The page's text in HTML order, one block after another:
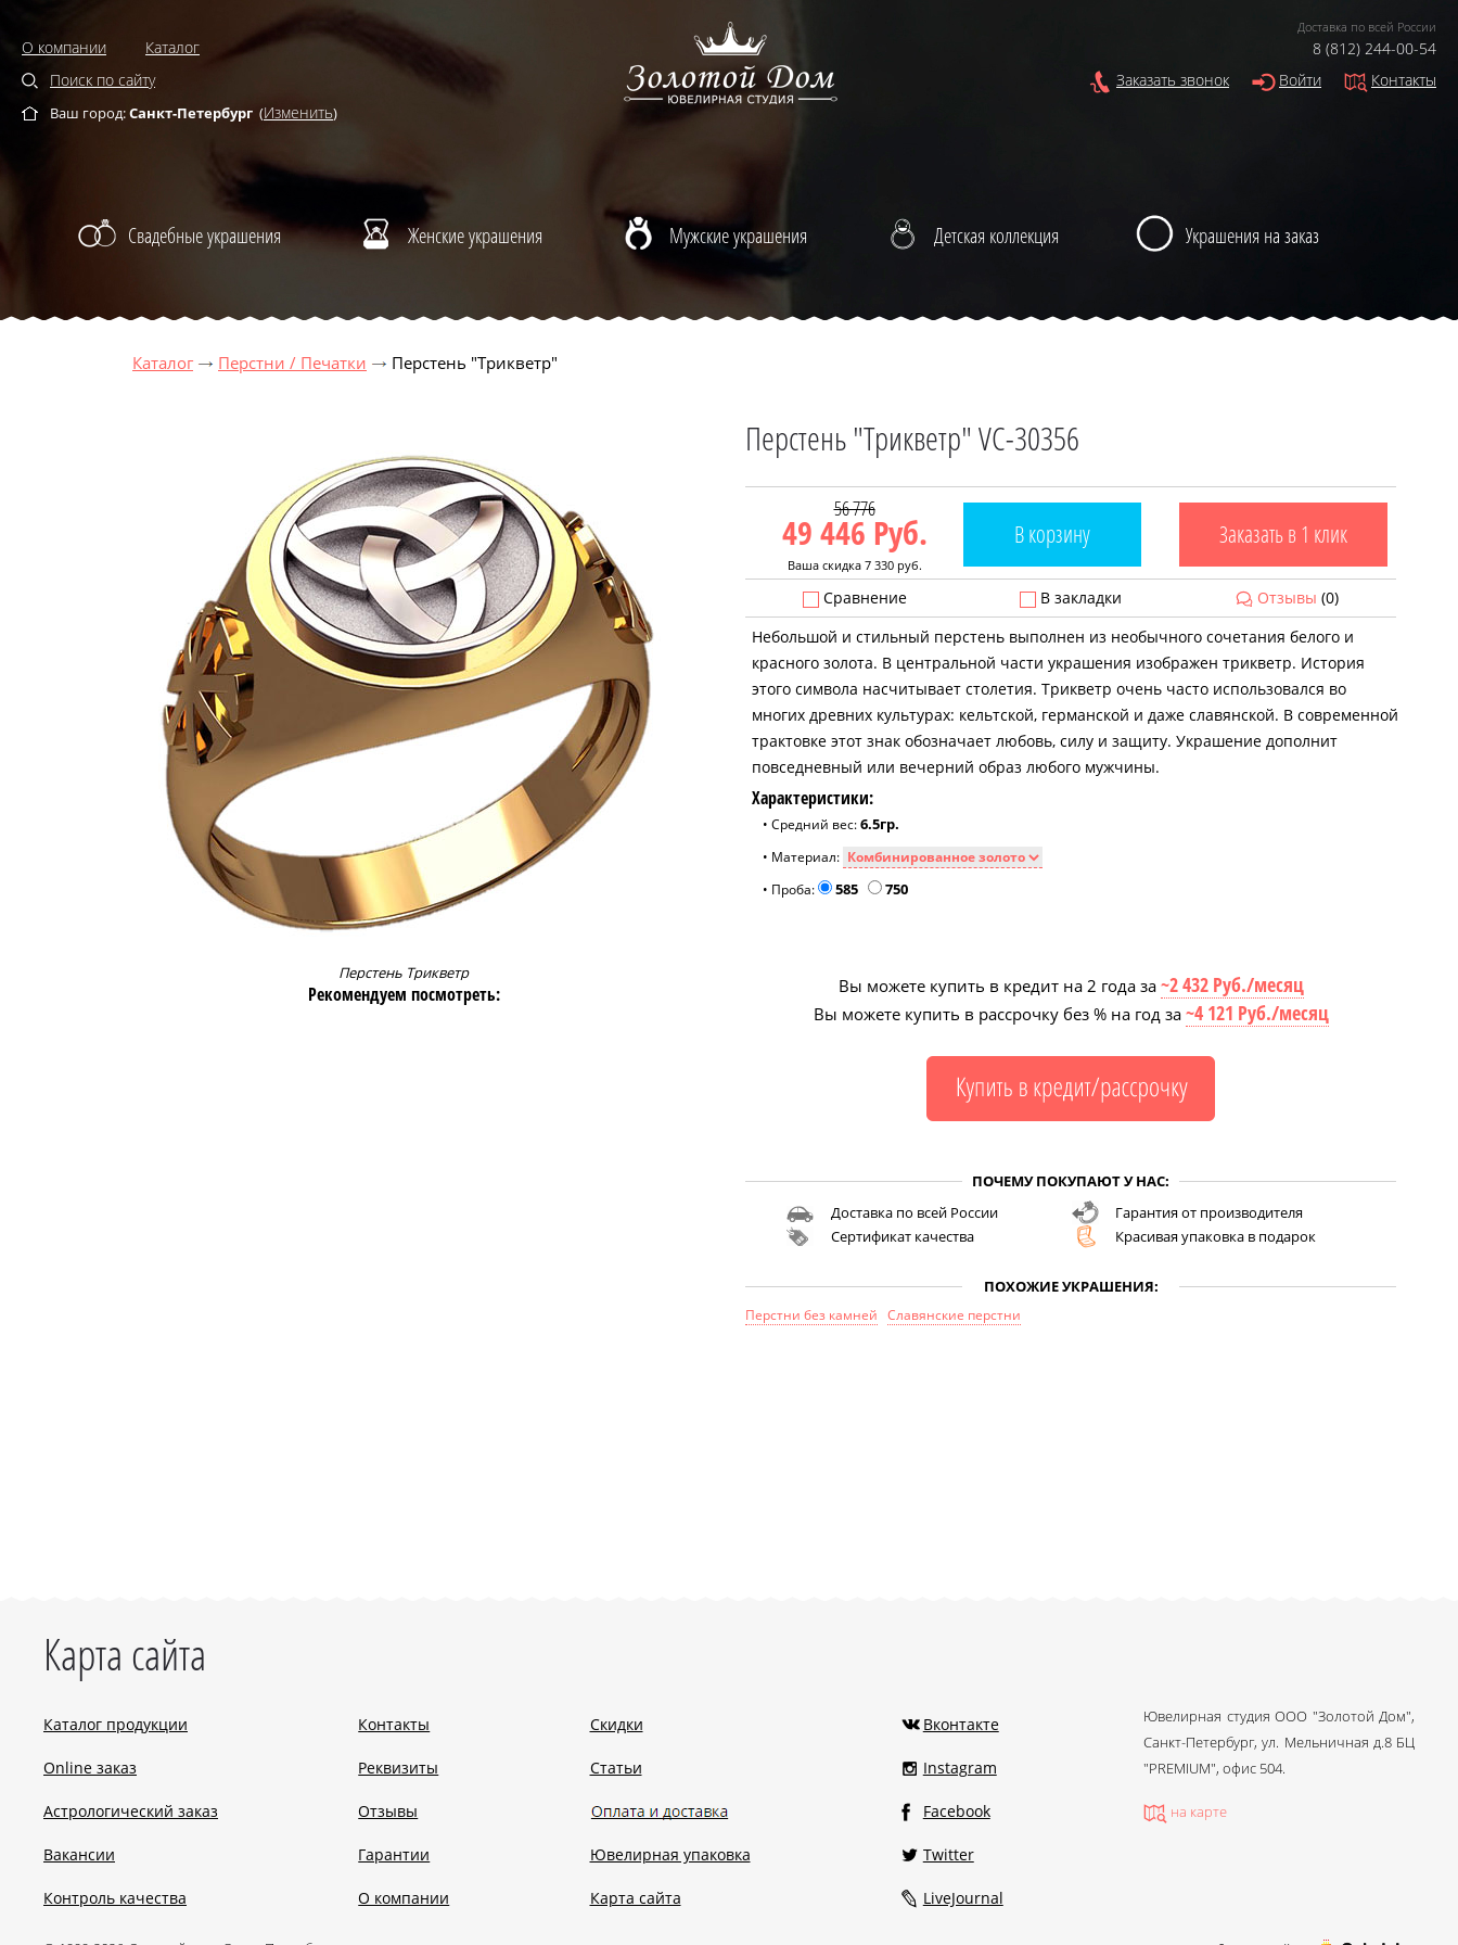
О компании
Каталог
Поиск по сайту
Ваш город:Санкт-Петербург (Изменить)
Доставка по всей России
8 (812) 244-00-54
Заказать звонок
Войти Контакты
Свадебные украшения Женские украшения Мужские украшения Детская коллекция Украшения на заказ
Каталог Перстни / Печатки Перстень "Трикветр"
Перстень Трикветр
Рекомендуем посмотреть:
Перстень "Трикветр" VC-30356
56 776
49 446 Руб.
Ваша скидка 7 330 руб.
В корзину Заказать в 1 клик
Сравнение В закладки Отзывы (0)
Небольшой и стильный перстень выполнен из необычного сочетания белого и
красного золота. В центральной части украшения изображен трикветр. История
этого символа насчитывает столетия. Трикветр очень часто использовался во
многих древних культурах: кельтской, германской и даже славянской. В современной
трактовке этот знак обозначает любовь, силу и защиту. Украшение дополнит
повседневный или вечерний образ любого мужчины.
Характеристики:
• Средний вес:6.5гр.
• Материал:
• Проба:
585 750
Вы можете купить в кредит на 2 года за ~2 432 Руб./месяц
Вы можете купить в рассрочку без % на год за ~4 121 Руб./месяц
ПОЧЕМУ ПОКУПАЮТ У НАС:
Доставка по всей России
Гарантия от производителя
Сертификат качества
Красивая упаковка в подарок
ПОХОЖИЕ УКРАШЕНИЯ:
Перстни без камней Славянские перстни
Карта сайта
Каталог продукции
Online заказ
Астрологический заказ
Вакансии
Контроль качества
Контакты
Реквизиты
Отзывы
Гарантии
О компании
Скидки
Статьи
Ювелирная упаковка
Карта сайта
Вконтакте
Instagram
Facebook
Twitter
LiveJournal
Ювелирная студия ООО "Золотой Дом",
Санкт-Петербург, ул. Мельничная д.8 БЦ
"PREMIUM", офис 504.
на карте